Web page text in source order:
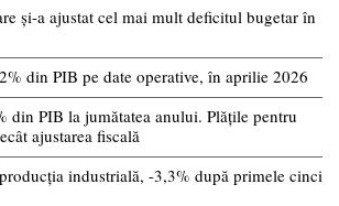
și-a ajustat cel mai mult deficitul bugetar în
din PIB pe date operative, în aprilie 2026
din PIB la jumătatea anului. Plățile pentru
ajustarea fiscală
industrială, -3,3% după primele cinci